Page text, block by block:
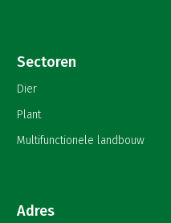
Sectoren
Dier
Plant
Multifunctionele landbouw
Adres